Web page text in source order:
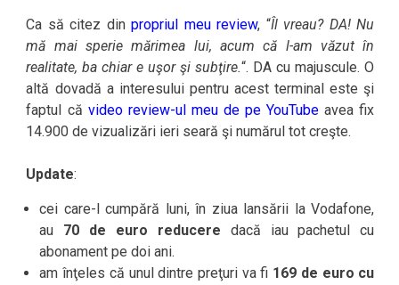
Ca să citez dinpropriul meu review, “Îl vreau? DA! Nu
mă mai sperie mărimea lui, acum că l-am văzut în
realitate, ba chiar e uşor şi subţire.“. DA cu majuscule. O
altă dovadă a interesului pentru acest terminal este şi
faptul că video review-ul meu de pe YouTube avea fix
14.900 de vizualizări ieri seară şi numărul tot creşte.
Update:
cei care-l cumpără luni, în ziua lansării la Vodafone,
au 70 de euro reducere dacă iau pachetul cu
abonament pe doi ani.
am înţeles că unul dintre preţuri va fi 169 de euro cu